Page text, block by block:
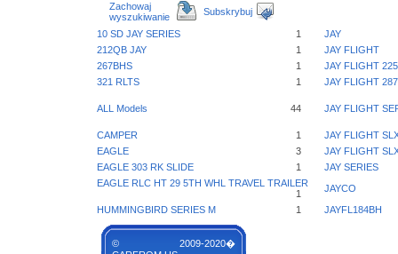
Zachowaj
wyszukiwanie
Subskrybuj
10 SD JAY SERIES 1
JAY
212QB JAY
1
JAY FLIGHT
267BHS
1
JAY FLIGHT
321 RLTS
1 JAY FLIGHT
ALL Models 44 JAY FLIGHT
CAMPER 1
JAY FLIGHT
EAGLE
3
JAY FLIGHT
EAGLE 303 RK SLIDE
1
JAY SERIES
EAGLE RLC HT 29 5TH WHL TRAVEL TRAILER
1
JAYCO
HUMMINGBIRD SERIES M
1 JAYFL184BH
© 2009-2020�